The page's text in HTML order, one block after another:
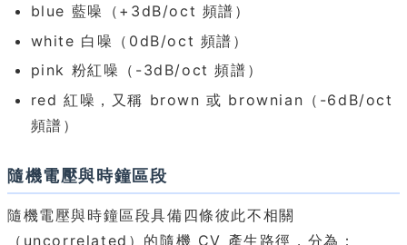
blue 藍噪（+3dB/oct 頻譜）
white 白噪（0dB/oct 頻譜）
pink 粉紅噪（-3dB/oct 頻譜）
red 紅噪，又稱 brown 或 brownian（-6dB/oct
頻譜）
隨機電壓與時鐘區段
隨機電壓與時鐘區段具備四條彼此不相關
（uncorrelated）的隨機 CV 產生路徑，分為：